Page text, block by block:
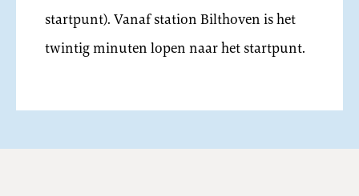
startpunt). Vanaf station Bilthoven is het
twintig minuten lopen naar het startpunt.